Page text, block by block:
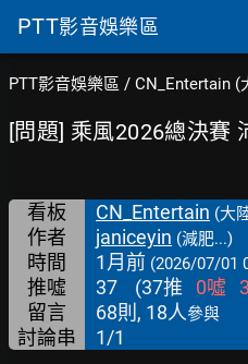
PTT影音娛樂區
PTT影音娛樂區 / CN_Entertain (
[問題] 乘風2026總決賽
看板 CN_Entertain (大
作者 janiceyin (減肥...)
時間 1月前 (2026/07/01
推噓 37 (37推 0噓
留言
68則, 18人參與
討論串 1/1